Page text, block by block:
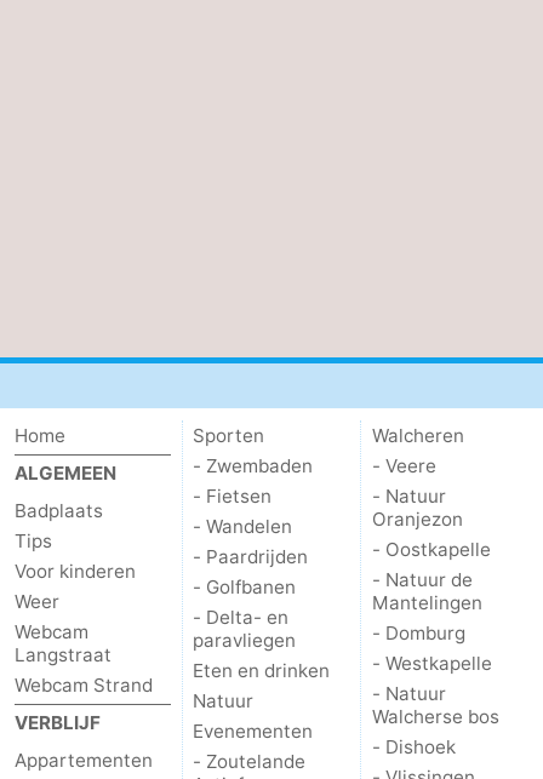
Home
ALGEMEEN
Badplaats
Tips
Voor kinderen
Weer
Webcam
Langstraat
Webcam Strand
VERBLIJF
Appartementen
Sporten
- Zwembaden
- Fietsen
- Wandelen
- Paardrijden
- Golfbanen
- Delta- en
paravliegen
Eten en drinken
Natuur
Evenementen
- Zoutelande
Walcheren
- Veere
- Natuur
Oranjezon
- Oostkapelle
- Natuur de
Mantelingen
- Domburg
- Westkapelle
- Natuur
Walcherse bos
- Dishoek